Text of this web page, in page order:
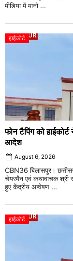
मीडिया में मानो ...
हाईकोर्ट
फोन टैपिंग को
आदेश
August 6, 2026
CBN36 बिलासपुर।
चेयरमैन एवं कथावाचक श्री
हुए केंद्रीय अन्वेषण ...
हाईकोर्ट